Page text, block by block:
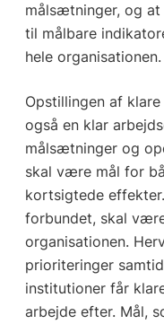
målsætninger, og
til målbare
hele organisationen.
Opstillingen af
også en klar
målsætninger og
skal være mål for
kortsigtede
forbundet, skal
organisationen.
prioriteringer
institutioner får
arbejde efter. Mål,